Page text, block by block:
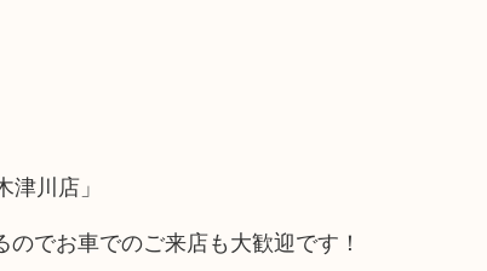
川店」
でお車でのご来店も大歓迎です！